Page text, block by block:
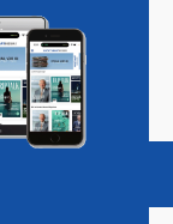
Vacatures